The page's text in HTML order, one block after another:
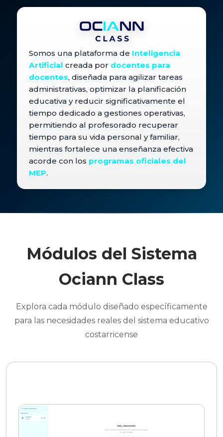
Somos una plataforma de Inteligencia
Artificial creada por docentes para
docentes, diseñada para agilizar tareas
administrativas, optimizar la planificación
educativa y reducir significativamente el
tiempo dedicado a gestiones operativas,
permitiendo al profesorado recuperar
tiempo para su vida personal y familiar,
mientras fortalece una enseñanza efectiva
acorde con los programas oficiales del
MEP.
Módulos del Sistema
Ociann Class
Explora cada módulo diseñado específicamente
para las necesidades reales del sistema educativo
costarricense